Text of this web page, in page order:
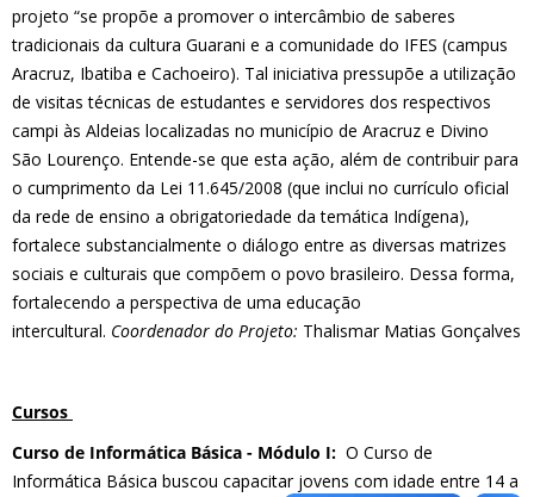
projeto “se propõe a promover o intercâmbio de saberes
tradicionais da cultura Guarani e a comunidade do IFES (campus
Aracruz, Ibatiba e Cachoeiro). Tal iniciativa pressupõe a utilização
de visitas técnicas de estudantes e servidores dos respectivos
campi às Aldeias localizadas no município de Aracruz e Divino
São Lourenço. Entende-se que esta ação, além de contribuir para
o cumprimento da Lei 11.645/2008 (que inclui no currículo oficial
da rede de ensino a obrigatoriedade da temática Indígena),
fortalece substancialmente o diálogo entre as diversas matrizes
sociais e culturais que compõem o povo brasileiro. Dessa forma,
fortalecendo a perspectiva de uma educação
intercultural. Coordenador do Projeto: Thalismar Matias Gonçalves
Cursos
Curso de Informática Básica - Módulo I: O Curso de
Informática Básica buscou capacitar jovens com idade entre 14 a